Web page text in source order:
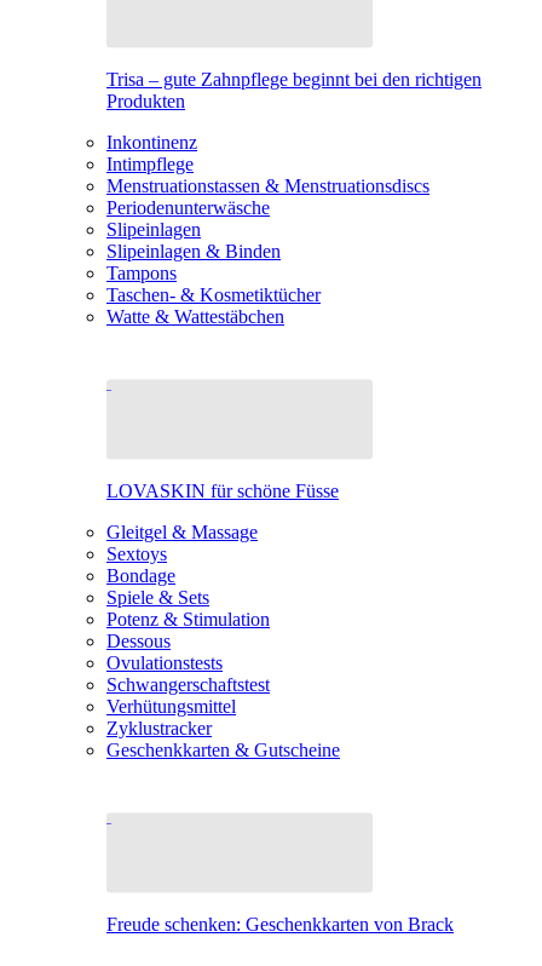
Trisa – gute Zahnpflege beginnt bei den richtigen
Produkten
Inkontinenz
Intimpflege
Menstruationstassen & Menstruationsdiscs
Periodenunterwäsche
Slipeinlagen
Slipeinlagen & Binden
Tampons
Taschen- & Kosmetiktücher
Watte & Wattestäbchen
LOVASKIN für schöne Füsse
Gleitgel & Massage
Sextoys
Bondage
Spiele & Sets
Potenz & Stimulation
Dessous
Ovulationstests
Schwangerschaftstest
Verhütungsmittel
Zyklustracker
Geschenkkarten & Gutscheine
Freude schenken: Geschenkkarten von Brack